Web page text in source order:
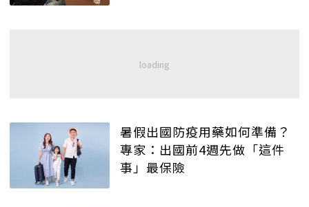
暑假出國防疫用藥如何準備？
專家：出國前4週先做「這件
事」最保險